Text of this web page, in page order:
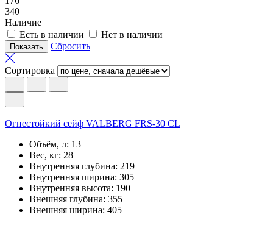
340
Наличие
Есть в наличии
Нет в наличии
Сбросить
Сортировка
Огнестойкий сейф VALBERG FRS-30 CL
Объём, л: 13
Вес, кг: 28
Внутренняя глубина: 219
Внутренняя ширина: 305
Внутренняя высота: 190
Внешняя глубина: 355
Внешняя ширина: 405